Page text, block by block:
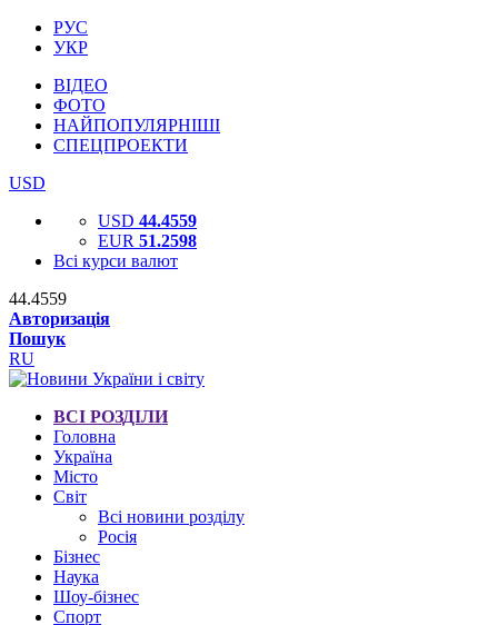
РУС
УКР
ВІДЕО
ФОТО
НАЙПОПУЛЯРНІШІ
СПЕЦПРОЕКТИ
USD
USD 44.4559
EUR 51.2598
Всі курси валют
44.4559
Авторизація
Пошук
RU
ВСІ РОЗДІЛИ
Головна
Україна
Місто
Світ
Всі новини розділу
Росія
Бізнес
Наука
Шоу-бізнес
Спорт